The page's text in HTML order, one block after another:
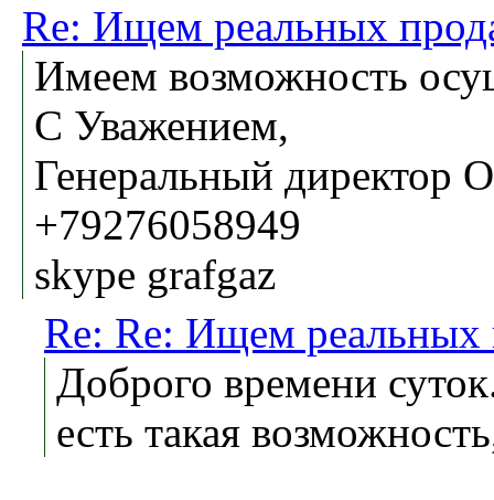
Re: Ищем реальных
Имеем возможность
С Уважением,
Генеральный директор
+79276058949
skype grafgaz
Re: Re: Ищем
Доброго времени
есть такая